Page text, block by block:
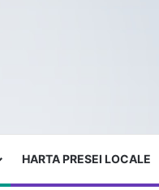
HARTA PRESEI LOCALE